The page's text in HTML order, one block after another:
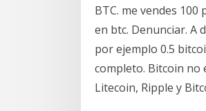
BTC. me vendes
en btc. Denunciar. A
por ejemplo 0.5
completo. Bitcoin no
Litecoin, Ripple y